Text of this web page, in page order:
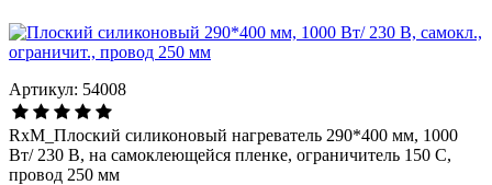
Артикул: 54008
RxM_Плоский силиконовый нагреватель 290*400 мм, 1000
Вт/ 230 В, на самоклеющейся пленке, ограничитель 150 С,
провод 250 мм